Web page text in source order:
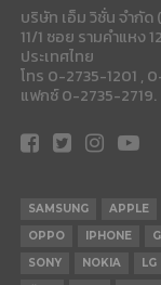
บริษัท เอ็ม วิชั่น จำกัด
11/1 ซอย รามคำแหง
ประเทศไทย
โทร 0-2735-1201 ,
แฟกซ์ 0-2735-2719.
SAMSUNG APPLE
OPPO
IPHONE
SONY
NOKIA LG